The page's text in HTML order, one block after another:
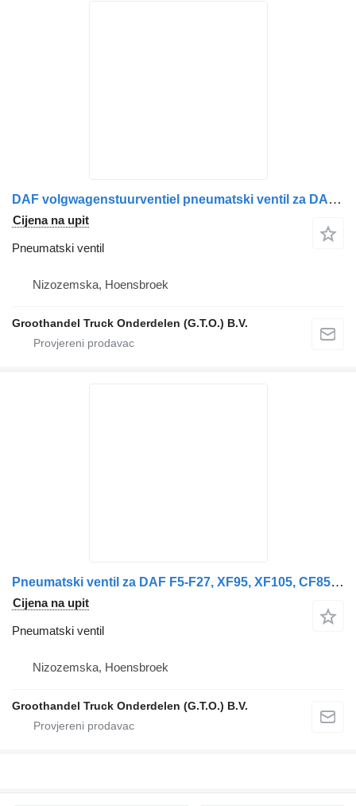
DAF volgwagenstuurventiel pneumatski ventil za DAF xf 105 kamiona
Cijena na upit
Pneumatski ventil
Nizozemska, Hoensbroek
Groothandel Truck Onderdelen (G.T.O.) B.V.
Pneumatski ventil za DAF F5-F27, XF95, XF105, CF85IV kamiona
Cijena na upit
Pneumatski ventil
Nizozemska, Hoensbroek
Groothandel Truck Onderdelen (G.T.O.) B.V.